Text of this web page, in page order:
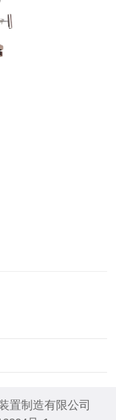
置制造有限公司